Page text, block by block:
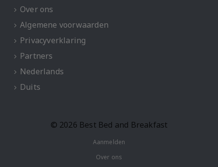
Over ons
Algemene voorwaarden
Privacyverklaring
Partners
Nederlands
Duits
© 2026 Best Bed and Breakfast
Aanmelden
Over ons